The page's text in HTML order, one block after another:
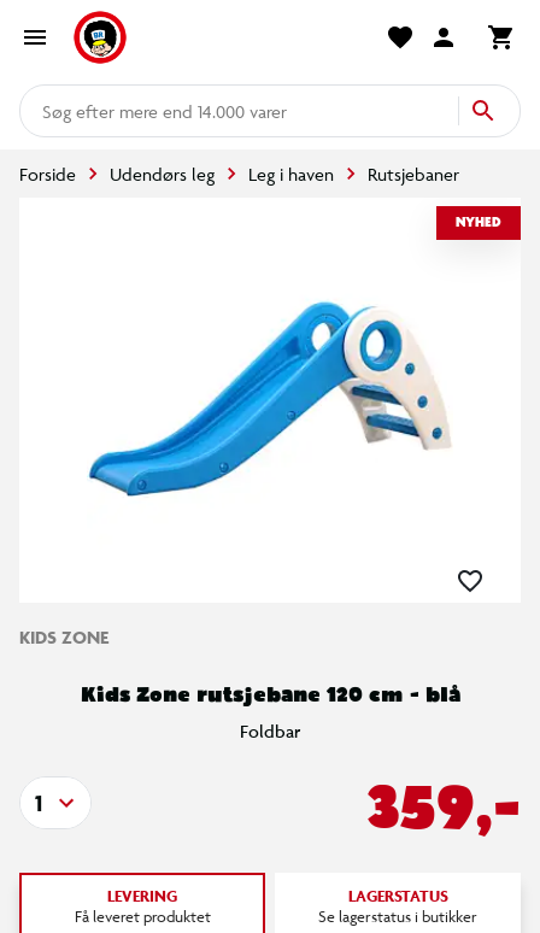
mere end 14.000 varer
Forside Udendørs leg Leg i haven Rutsjebaner
NYHED
KIDS ZONE
Kids Zone rutsjebane 120 cm - blå
Foldbar
359,-
1
LEVERING
Få leveret produktet
LAGERSTATUS
Se lagerstatus i butikker